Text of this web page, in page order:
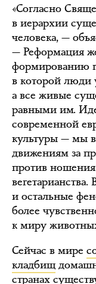
«Согласно
в иерархии
человека, —
— Реформация
формированию
в которой люди
а все живые
равными им.
современной
культуры — мы
движениям за
против
и остальные
более
к миру
Сейчас в мире
кладбищ
странах